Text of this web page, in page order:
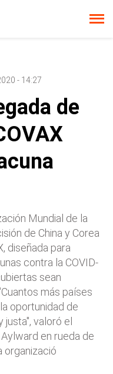
- 14:27
de
Mundial de la
de China y Corea
diseñada para
contra la COVID-
sean
más países
oportunidad de
valoró el
en rueda de
organizació